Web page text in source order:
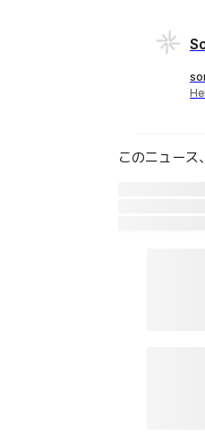
このニュース